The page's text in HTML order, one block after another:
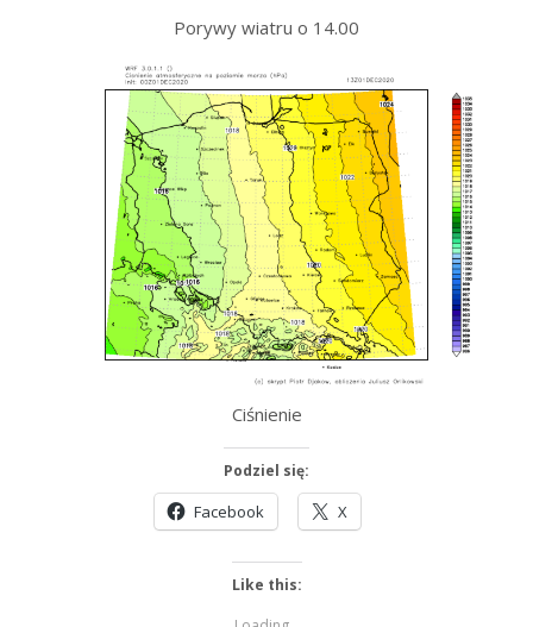
Porywy wiatru o 14.00
Ciśnienie
Podziel się:
Facebook X
Like this: